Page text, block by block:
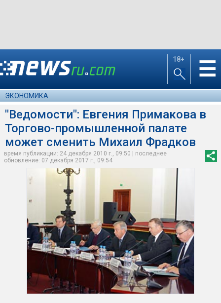
18+ ☰
ЭКОНОМИКА
"Ведомости": Евгения Примакова в
Торгово-промышленной палате
может сменить Михаил Фрадков
время публикации: 24 декабря 2010 г., 09:50 | последнее
обновление: 07 декабря 2017 г., 09:54